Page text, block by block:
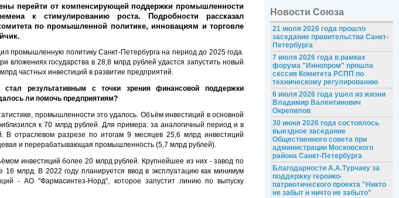
перейти от компенсирующей поддержки промышленности
к стимулированию роста. Подробности рассказал
по промышленной политике, инновациям и торговле
промышленную политику Санкт-Петербурга на период до 2025 года.
вложениях государства в 28,8 млрд рублей удастся запустить новый
частных инвестиций в развитие предприятий.
стал результативным с точки зрения финансовой поддержки
ли помочь предприятиям?
промышленности это удалось. Объём инвестиций в основной
к 70 млрд рублей. Для примера: за аналогичный период и в
отраслевом разрезе по итогам 9 месяцев 25,6 млрд инвестиций
и перерабатывающая промышленность (5,7 млрд рублей).
инвестиций более 20 млрд рублей. Крупнейшее из них - завод по
млрд. В 2022 году планируется ввод в эксплуатацию как минимум
- АО "Фармасинтез-Норд", которое запустит линию по выпуску
Новости Союза
21 июля 2026 года прошло
заседание правительства Санкт-
Петербурга
7 июля 2026 года в рамках
форума "Иннопром" прошла
сессия Комитета РСПП по
техническому регулированию
6 июля 2026 года ушел из жизни
Владимир Валентинович
Окрепилов
30 июня 2026 года состоялось
выездное заседание
Общественного совета при
администрации Московского
района Санкт-Петербурга
Благодарности А.А.Турчаку за
поддержку героико-
патриотического проекта "Никто
не забыт и ничто не забыто"